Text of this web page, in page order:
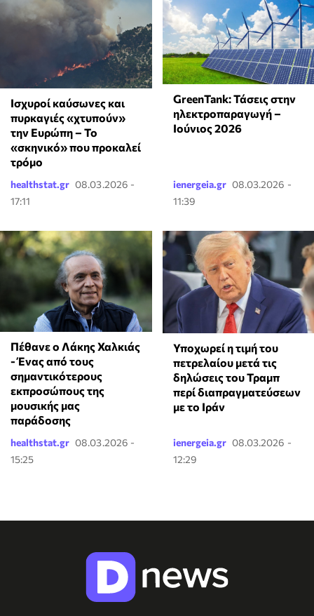
Ισχυροί καύσωνες και
πυρκαγιές «χτυπούν»
την Ευρώπη – Το
«σκηνικό» που προκαλεί
τρόμο
healthstat.gr 08.03.2026 -
17:11
GreenTank: Τάσεις στην
ηλεκτροπαραγωγή –
Ιούνιος 2026
ienergeia.gr 08.03.2026 -
11:39
Πέθανε ο Λάκης Χαλκιάς
- Ένας από τους
σημαντικότερους
εκπροσώπους της
μουσικής μας
παράδοσης
healthstat.gr 08.03.2026 -
15:25
Υποχωρεί η τιμή του
πετρελαίου μετά τις
δηλώσεις του Τραμπ
περί διαπραγματεύσεων
με το Ιράν
ienergeia.gr 08.03.2026 -
12:29